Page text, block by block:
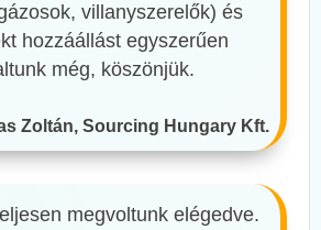
villanyszerelők) és
hozzáállást egyszerűen
még, köszönjük.
Zoltán, Sourcing Hungary Kft.
megvoltunk elégedve.